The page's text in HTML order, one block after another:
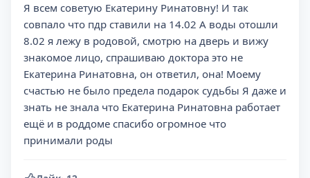
Я всем советую Екатерину Ринатовну! И так
совпало что пдр ставили на 14.02 А воды отошли
8.02 я лежу в родовой, смотрю на дверь и вижу
знакомое лицо, спрашиваю доктора это не
Екатерина Ринатовна, он ответил, она! Моему
счастью не было предела подарок судьбы Я даже и
знать не знала что Екатерина Ринатовна работает
ещё и в роддоме спасибо огромное что
принимали роды